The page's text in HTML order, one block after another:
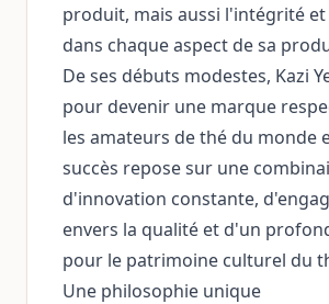
produit, mais aussi l'intégrité
dans chaque aspect de sa
De ses débuts modestes, Kazi
pour devenir une marque
les amateurs de thé du monde
succès repose sur une
d'innovation constante,
envers la qualité et d'un
pour le patrimoine culturel du
Une philosophie unique